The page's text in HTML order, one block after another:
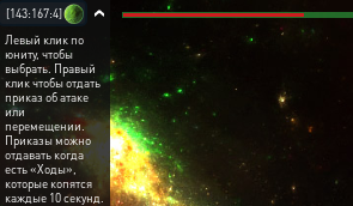
[143:167:4]
Левый клик по
юниту, чтобы
выбрать. Правый
клик чтобы отдать
приказ об атаке
или
перемещении.
Приказы можно
отдавать когда
есть «Ходы»,
которые копятся
каждые 10 секунд.